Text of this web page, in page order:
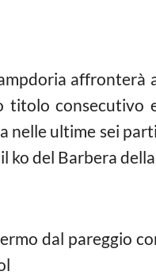
affronterà
consecutivo
nelle ultime sei
ko del Barbera
dal pareggio